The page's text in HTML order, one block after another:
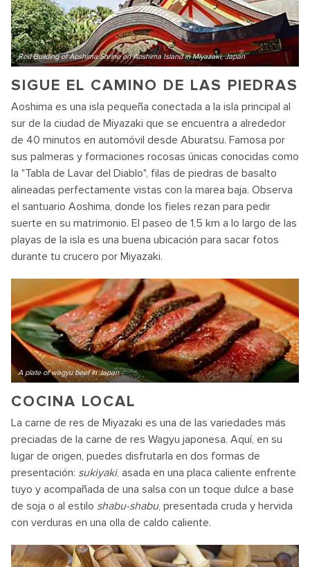
Red Building of Aoshima Shrine on Aoshima Island in Miyazaki, Japan
SIGUE EL CAMINO DE LAS PIEDRAS
Aoshima es una isla pequeña conectada a la isla principal al
sur de la ciudad de Miyazaki que se encuentra a alrededor
de 40 minutos en automóvil desde Aburatsu. Famosa por
sus palmeras y formaciones rocosas únicas conocidas como
la "Tabla de Lavar del Diablo", filas de piedras de basalto
alineadas perfectamente vistas con la marea baja. Observa
el santuario Aoshima, donde los fieles rezan para pedir
suerte en su matrimonio. El paseo de 1,5 km a lo largo de las
playas de la isla es una buena ubicación para sacar fotos
durante tu crucero por Miyazaki.
A plate of wagyu beef in Japan
COCINA LOCAL
La carne de res de Miyazaki es una de las variedades más
preciadas de la carne de res Wagyu japonesa. Aquí, en su
lugar de origen, puedes disfrutarla en dos formas de
presentación: sukiyaki, asada en una placa caliente enfrente
tuyo y acompañada de una salsa con un toque dulce a base
de soja o al estilo shabu-shabu, presentada cruda y hervida
con verduras en una olla de caldo caliente.